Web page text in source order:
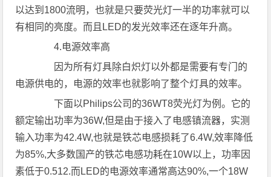
以达到1800流明，也就是只要荧光灯一半的功率就可以
有相同的亮度。而且LED的发光效率还在逐年升高。
4.电源效率高
因为所有灯具除白炽灯以外都是需要有专门的
电源供电的，电源的效率也就影响了整个灯具的效率。
下面以Philips公司的36WT8荧光灯为例。它的
额定输出功率为36W,但是由于接入了电感镇流器，实测
输入功率为42.4W,也就是铁芯电感损耗了6.4W,效率降低
为85%,大多数国产的铁芯电感功耗在10W以上，功率因
素低于0.512.而LED的电源效率通常高达90%,一个18W